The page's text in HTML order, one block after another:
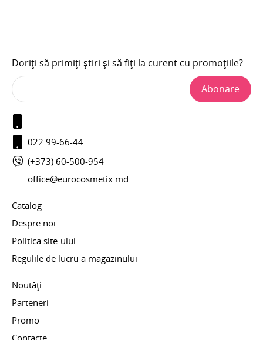
Doriți să primiți știri și să fiți la curent cu promoțiile?
Abonare
022 99-66-44
(+373) 60-500-954
office@eurocosmetix.md
Catalog
Despre noi
Politica site-ului
Regulile de lucru a magazinului
Noutăți
Parteneri
Promo
Contacte